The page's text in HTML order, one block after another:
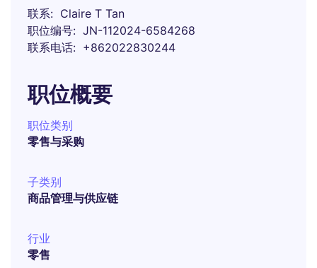
联系
Claire T Tan
职位编号
JN-112024-6584268
联系电话
+862022830244
职位概要
职位类别
零售与采购
子类别
商品管理与供应链
行业
零售